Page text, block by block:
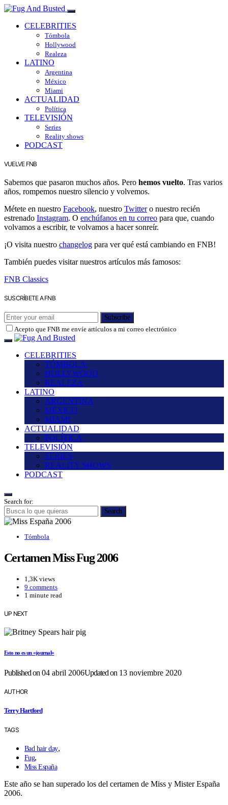
CELEBRITIES
Tómbola
Hollywood
Realeza
LATINO
Argentina
México
Miami
ACTUALIDAD
Política
TELEVISIÓN
Series
Reality shows
PODCAST
VUELVE FNB
Sabemos que pasaron muchos años. Pero hemos vuelto. Tras varios
años, rompemos nuestro silencio y volvemos.
Métete en nuestro Facebook, nuestro Twittero nuestro recién
estrenado Instagram. O enchúfanos en tu correo para que, cuando
volvamos a escribir, te volvamos a hacer sonreír.
¡O visita nuestro changelog para ver qué está cambiando en FNB!
También puedes visitar nuestros artículos más famosos:
FNB Classics
SUSCRÍBETE A FNB
Subscribe
Acepto que FNB me envíe artículos a mi correo electrónico
CELEBRITIES
TÓMBOLA
HOLLYWOOD
REALEZA
LATINO
ARGENTINA
MÉXICO
MIAMI
ACTUALIDAD
POLÍTICA
TELEVISIÓN
SERIES
REALITY SHOWS
PODCAST
Search for:
Search
Tómbola
Certamen Miss Fug 2006
1,3K views
9 comments
1 minute read
UP NEXT
Esto no es un «journal»
Published on04 abril 2006Updated on13 noviembre 2020
AUTHOR
Terry Hartford
TAGS
Bad hair day,
Fug,
Miss España
Este año se han superado los del certamen de Miss y Mister España
2006.